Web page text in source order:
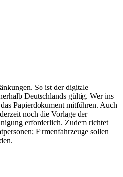
So ist der digitale
Deutschlands gültig. Wer ins
Papierdokument mitführen. Auch
noch die Vorlage der
erforderlich. Zudem richtet
Firmenfahrzeuge sollen